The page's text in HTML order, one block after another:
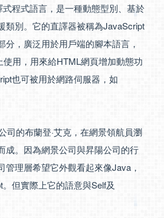
程式語言，是一種動態型別、基於
類別。它的直譯器被稱為JavaScript
分，廣泛用於用戶端的腳本語言，
用，用來給HTML網頁增加動態功
也可被用於網路伺服器，如
司的布蘭登·艾克，在網景領航員瀏
成。因為網景公司與昇陽公司的行
管理層希望它外觀看起來像Java，
但實際上它的語意與Self及